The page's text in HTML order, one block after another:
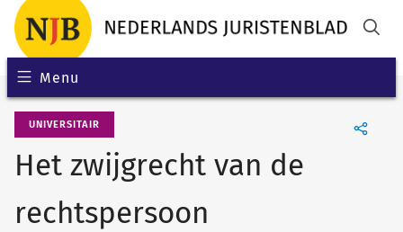
Menu
UNIVERSITAIR
Het zwijgrecht van de
rechtspersoon